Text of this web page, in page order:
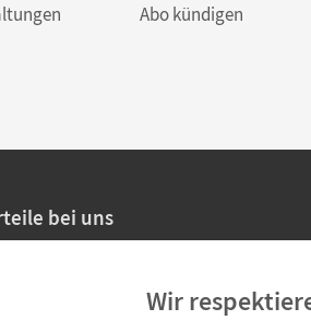
Abo kündigen
bei uns
Angebote für Lehrkräfte
Wir